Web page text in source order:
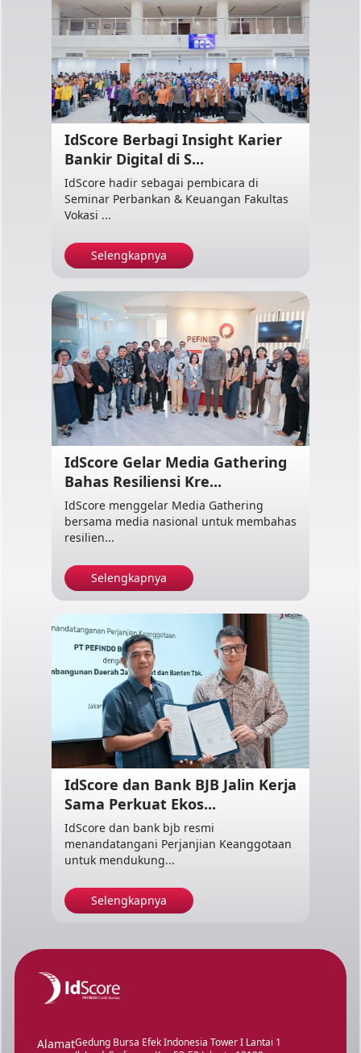
IdScore Berbagi Insight Karier
Bankir Digital di S...
IdScore hadir sebagai pembicara di
Seminar Perbankan & Keuangan Fakultas
Vokasi ...
Selengkapnya
IdScore Gelar Media Gathering
Bahas Resiliensi Kre...
IdScore menggelar Media Gathering
bersama media nasional untuk membahas
resilien...
Selengkapnya
IdScore dan Bank BJB Jalin Kerja
Sama Perkuat Ekos...
IdScore dan bank bjb resmi
menandatangani Perjanjian Keanggotaan
untuk mendukung...
Selengkapnya
AlamatGedung Bursa Efek Indonesia Tower I Lantai 1